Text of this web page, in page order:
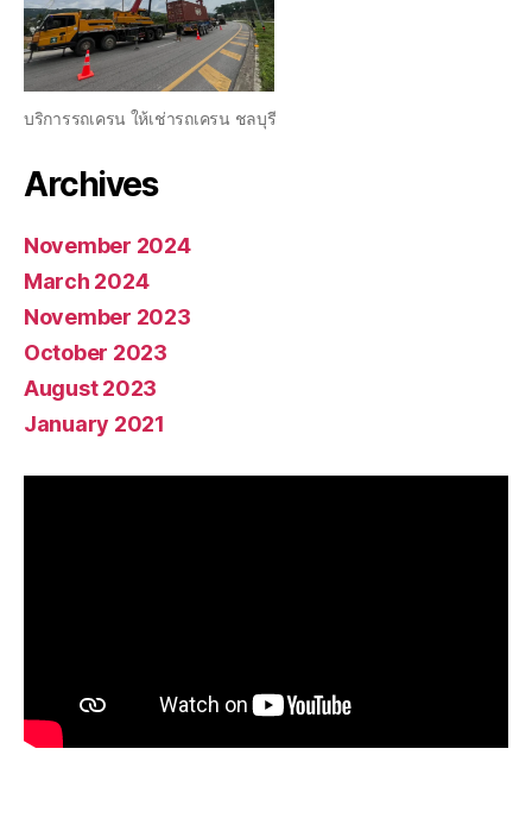
บริการรถเครน ให้เช่ารถเครน ชลบุรี
Archives
November 2024
March 2024
November 2023
October 2023
August 2023
January 2021